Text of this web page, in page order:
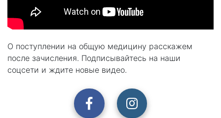
О поступлении на общую медицину расскажем
после зачисления. Подписывайтесь на наши
соцсети и ждите новые видео.